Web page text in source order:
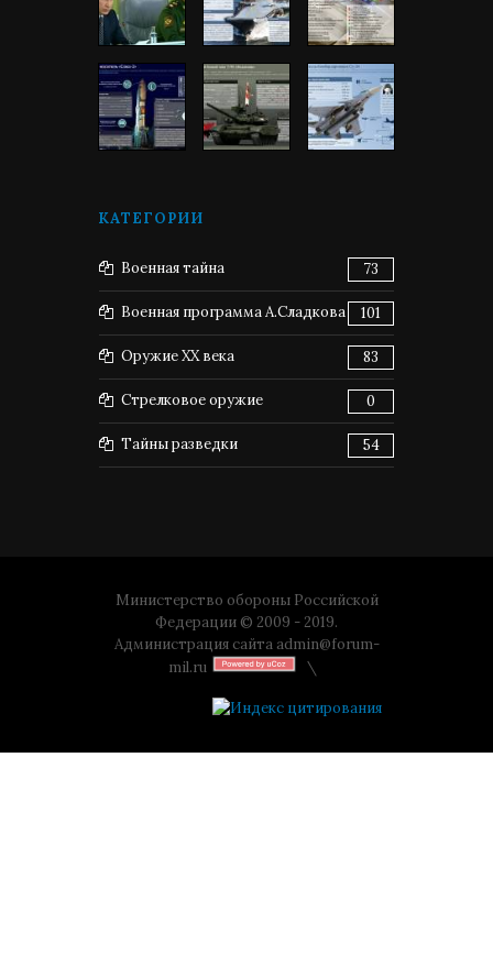
КАТЕГОРИИ
Военная тайна 73
Военная программа А.Сладкова 101
Оружие XX века 83
Стрелковое оружие 0
Тайны разведки 54
Министерство обороны Российской
Федерации © 2009 - 2019.
Администрация сайта admin@forum-
mil.ru